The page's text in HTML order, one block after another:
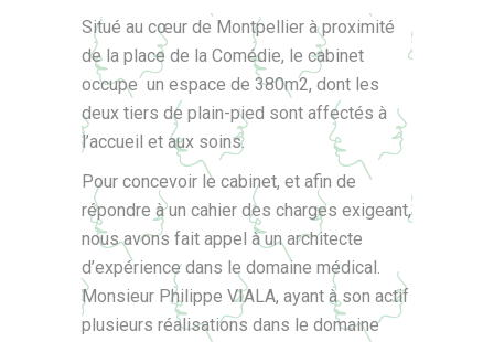
Situé au cœur de Montpellier à proximité
de la place de la Comédie, le cabinet
occupe un espace de 380m2, dont les
deux tiers de plain-pied sont affectés à
l’accueil et aux soins.
Pour concevoir le cabinet, et afin de
répondre à un cahier des charges exigeant,
nous avons fait appel à un architecte
d’expérience dans le domaine médical.
Monsieur Philippe VIALA, ayant à son actif
plusieurs réalisations dans le domaine